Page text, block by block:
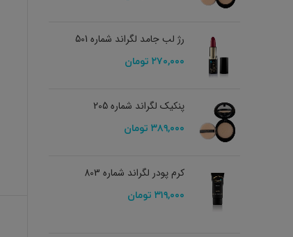
رژ لب جامد لگراند شماره 501
۲۷۰,۰۰۰ تومان
پنکیک لگراند شماره 205
۳۸۹,۰۰۰ تومان
کرم پودر لگراند شماره 803
۳۱۹,۰۰۰ تومان